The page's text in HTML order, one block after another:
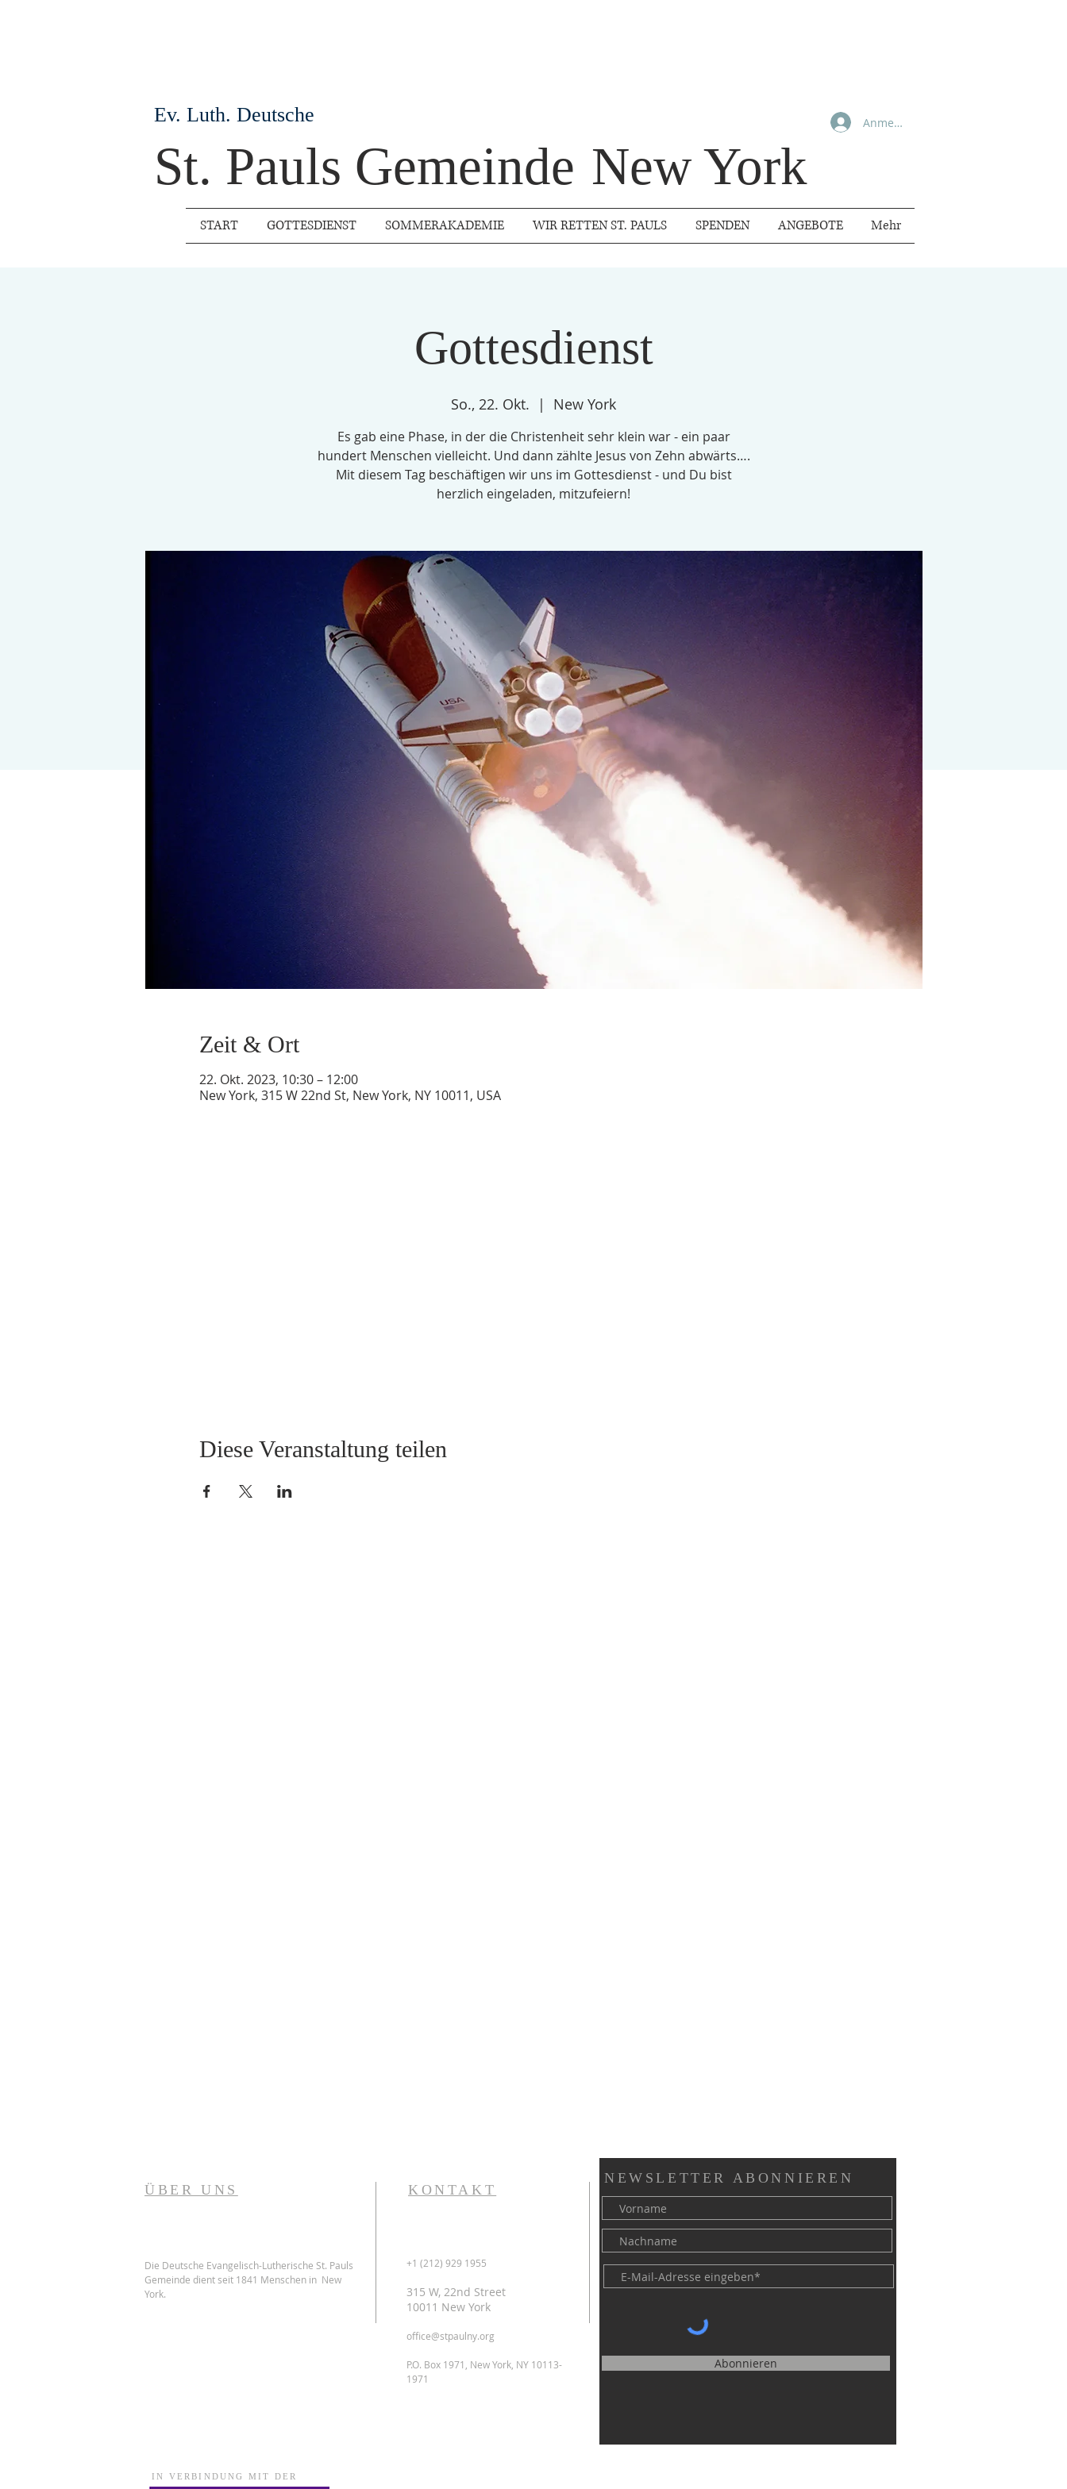
Ev. Luth. Deutsche
St. Pauls Gemeinde New York
Anmelden
START GOTTESDIENST SOMMERAKADEMIE WIR RETTEN ST. PAULS SPENDEN ANGEBOTE Mehr
Gottesdienst
So., 22. Okt.
  |
New York
Es gab eine Phase, in der die Christenheit sehr klein war - ein paar
hundert Menschen vielleicht. Und dann zählte Jesus von Zehn abwärts….
Mit diesem Tag beschäftigen wir uns im Gottesdienst - und Du bist
herzlich eingeladen, mitzufeiern!
Zeit & Ort
22. Okt. 2023, 10:30 – 12:00
New York, 315 W 22nd St, New York, NY 10011, USA
Diese Veranstaltung teilen
ÜBER UNS
Die Deutsche Evangelisch-Lutherische St. Pauls
Gemeinde dient seit 1841 Menschen in New
York.
KONTAKT
+1 (212) 929 1955
315 W, 22nd Street
10011 New York
office@stpaulny.org
P.O. Box 1971, New York, NY 10113-
1971
NEWSLETTER ABONNIEREN
Abonnieren
IN VERBINDUNG MIT DER